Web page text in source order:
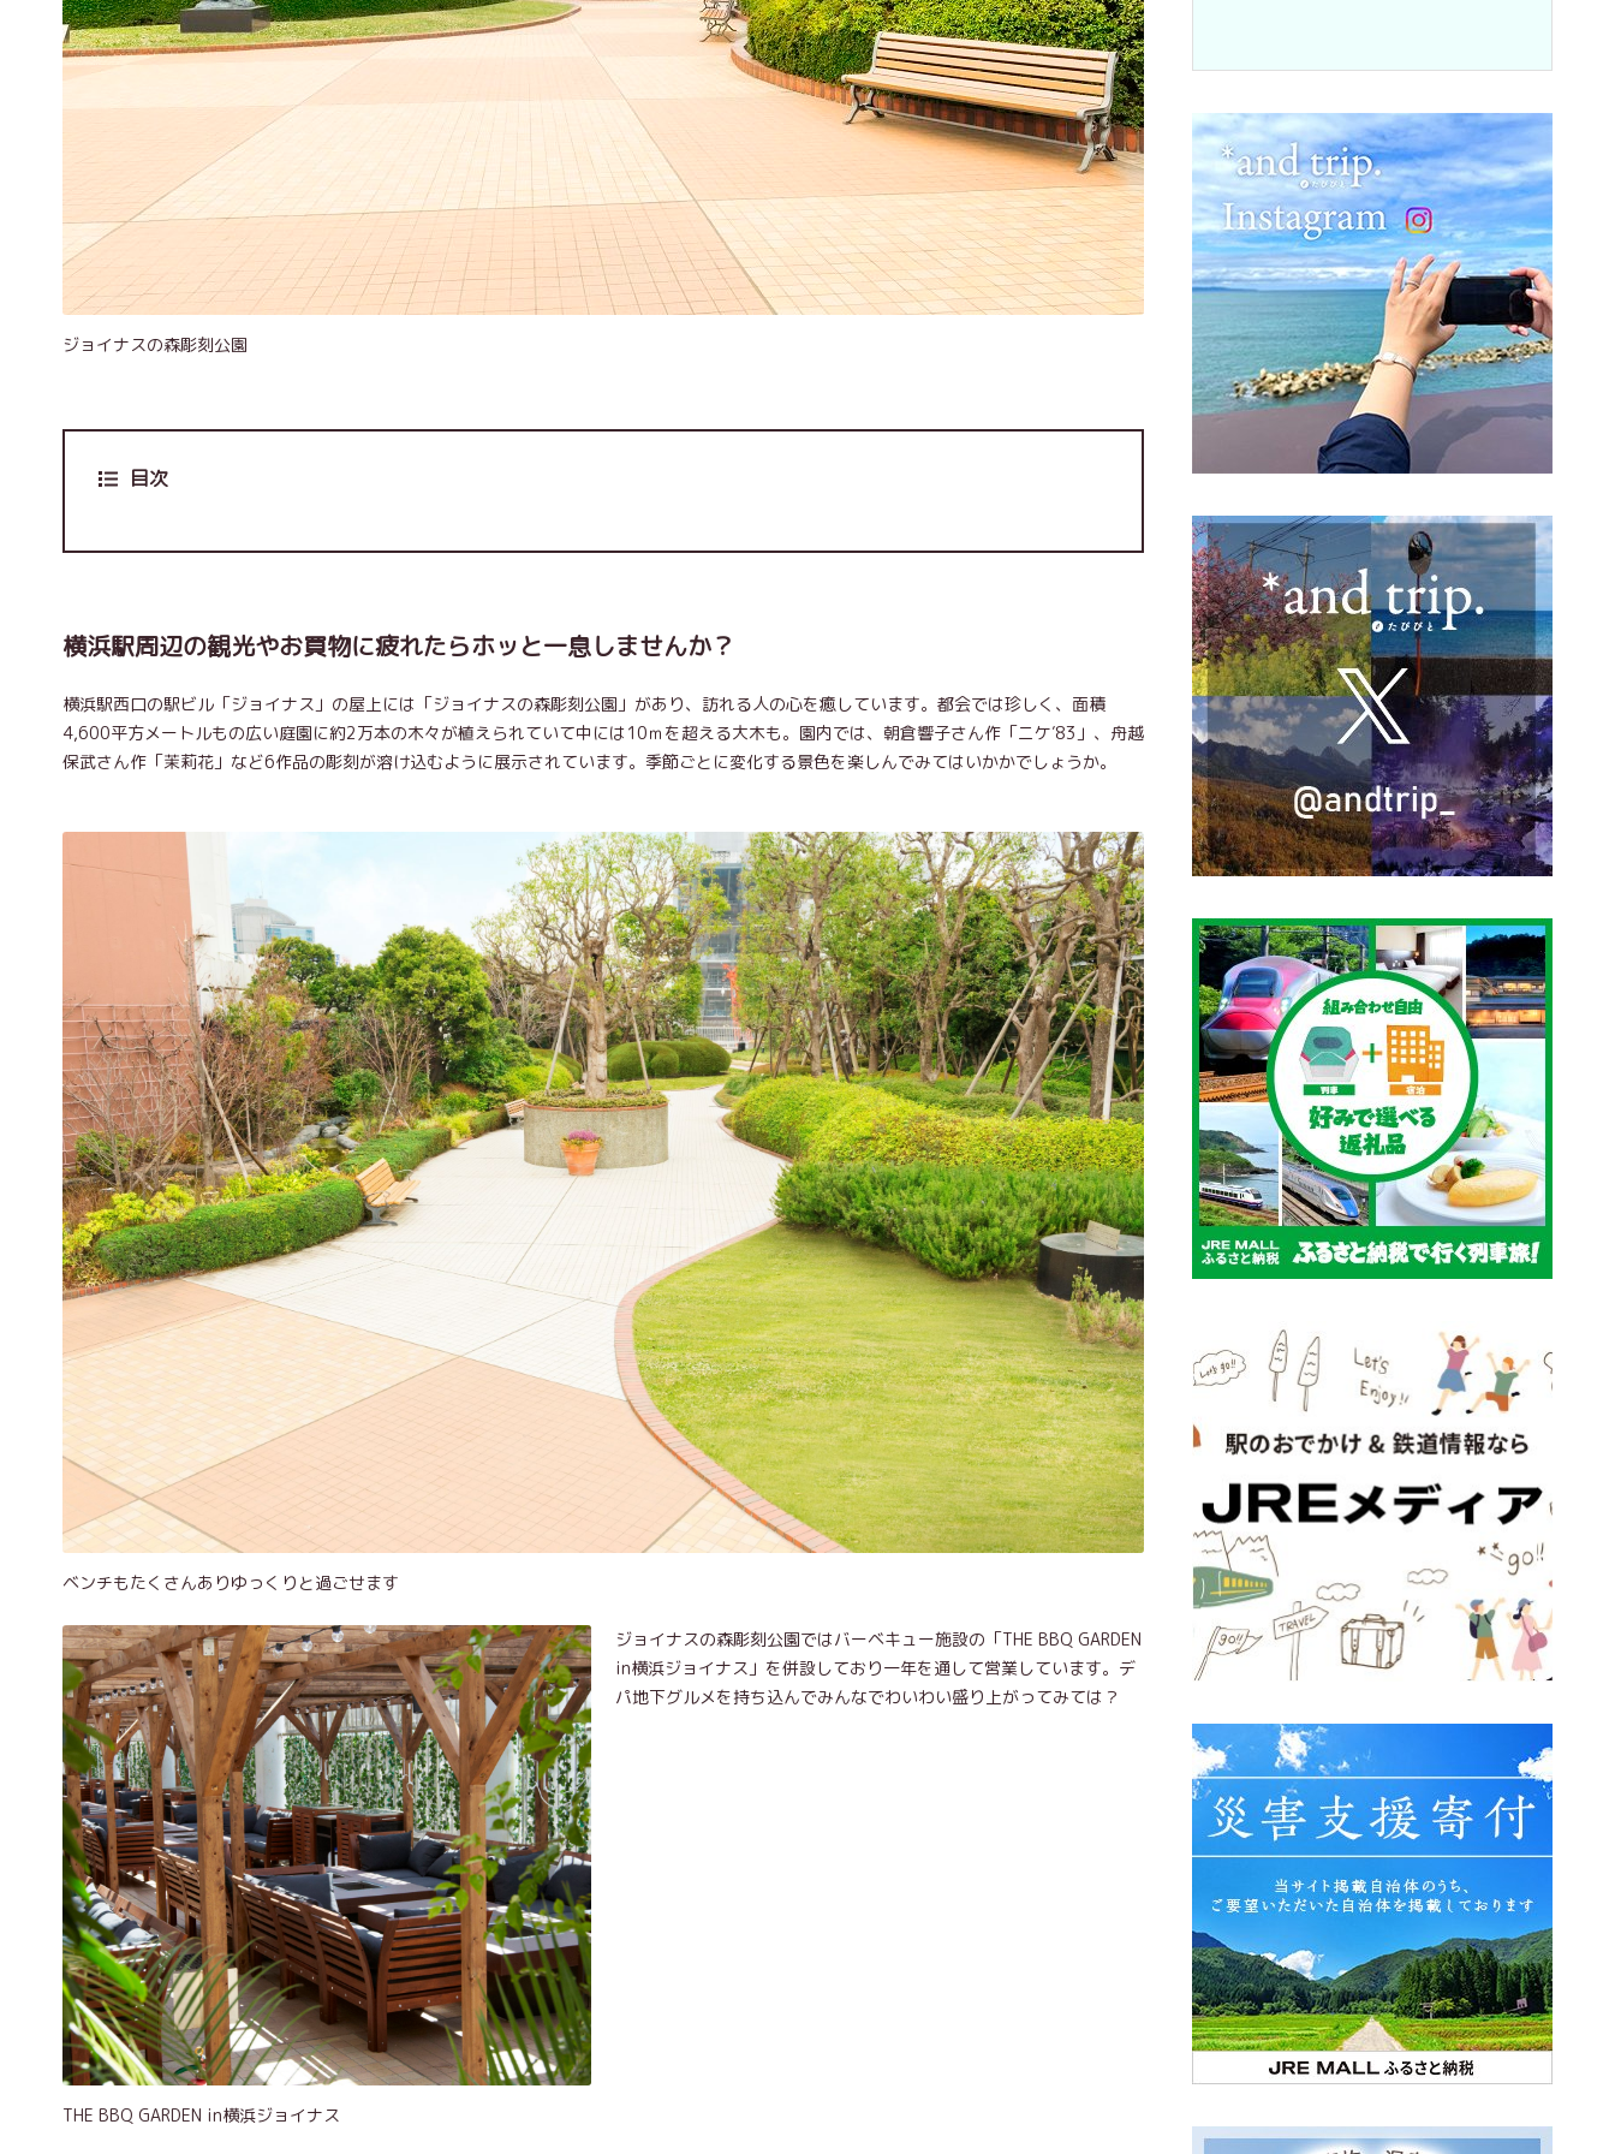
ジョイナスの森彫刻公園
目次
横浜駅周辺の観光やお買物に疲れたらホッと一息しませんか？
横浜駅西口の駅ビル「ジョイナス」の屋上には「ジョイナスの森彫刻公園」があり、訪れる人の心を癒しています。都会では珍しく、面積
4,600平方メートルもの広い庭園に約2万本の木々が植えられていて中には10ｍを超える大木も。園内では、朝倉響子さん作「ニケ′83」、舟越
保武さん作「茉莉花」など6作品の彫刻が溶け込むように展示されています。季節ごとに変化する景色を楽しんでみてはいかかでしょうか。
ベンチもたくさんありゆっくりと過ごせます
THE BBQ GARDEN in横浜ジョイナス
ジョイナスの森彫刻公園ではバーベキュー施設の「THE BBQ GARDEN
in横浜ジョイナス」を併設しており一年を通して営業しています。デ
パ地下グルメを持ち込んでみんなでわいわい盛り上がってみては？